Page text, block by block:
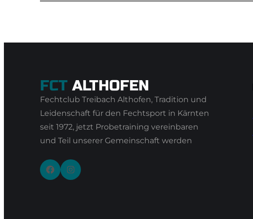
FCT ALTHOFEN
Fechtclub Treibach Althofen, Tradition und
Leidenschaft für den Fechtsport in Kärnten
seit 1972, jetzt Probetraining vereinbaren
und Teil unserer Gemeinschaft werden
Facebook Instagram